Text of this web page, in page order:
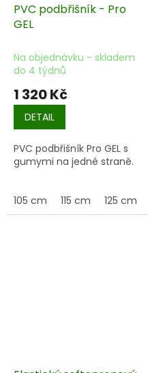
PVC podbřišník - Pro
GEL
Na objednávku - skladem
do 4 týdnů
1 320 Kč
DETAIL
PVC podbřišník Pro GEL s
gumymi na jedné straně.
105 cm 115 cm 125 cm